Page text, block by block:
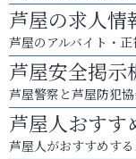
芦屋の求人情
芦屋のアルバイト・
芦屋安全掲示
芦屋警察と芦屋防犯
芦屋人おすす
芦屋人がおすすめす